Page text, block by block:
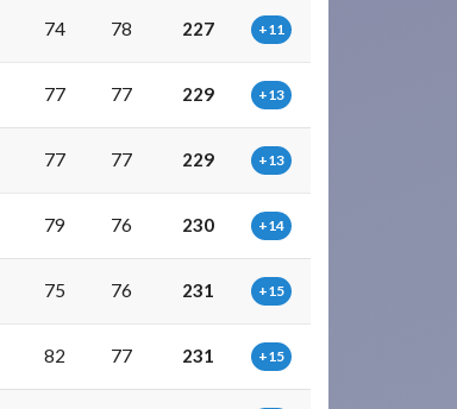
74 78 227 +11
77 77 229 +13
77 77 229 +13
79 76 230 +14
75 76 231 +15
82 77 231 +15